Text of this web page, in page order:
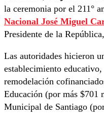
la ceremonia por el 211°
Nacional José Miguel
Presidente de la República,
Las autoridades hicieron
establecimiento
remodelación
Educación (por más $701
Municipal de Santiago